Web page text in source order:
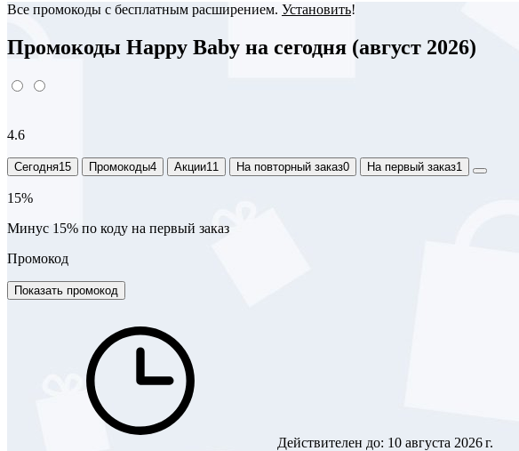
Все промокоды с бесплатным расширением. Установить!
Промокоды Happy Baby на сегодня (август 2026)
4.6
Сегодня15 Промокоды4 Акции11 На повторный заказ0 На первый заказ1
15%
Минус 15% по коду на первый заказ
Промокод
Показать промокод
Действителен до: 10 августа 2026 г.